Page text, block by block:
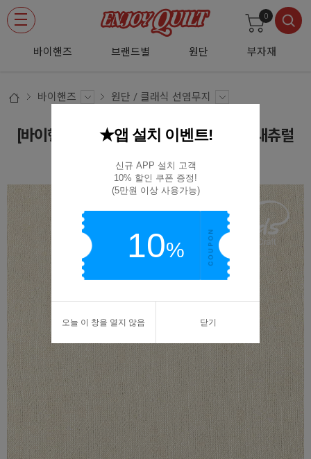
바이핸즈 브랜드별 원단 부자재
0
바이핸즈 원단 / 클래식 선염무지
[바이핸즈] 클래식 선염 무지원단 - 베이지내츄럴
EY20029-Q
★앱 설치 이벤트!
신규 APP 설치 고객
10% 할인 쿠폰 증정!
(5만원 이상 사용가능)
10%
오늘 이 창을 열지 않음 닫기